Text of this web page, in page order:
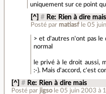
uniquement sur ce point
[^] # Re: Rien à dire mais
Posté par matiasf le 05
> et d'autres n'ont pas le
normal
le privé à le droit aussi,
:-). Mais d'accord, c'est
[^] # Re: Rien à dire mais
Posté par jigso le 05 juin 2003 à